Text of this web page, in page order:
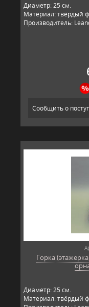
Диаметр: 25 см.
Материал: твёрдый
Производитель:
Сообщить о
Горка
Диаметр: 25 см.
Материал: твёрдый